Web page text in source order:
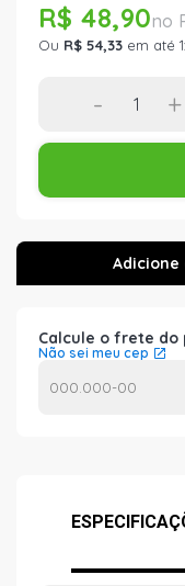
R$ 48,90
Ou R$ 54,33 em até
- +
Calcule o frete do
Não sei meu cep